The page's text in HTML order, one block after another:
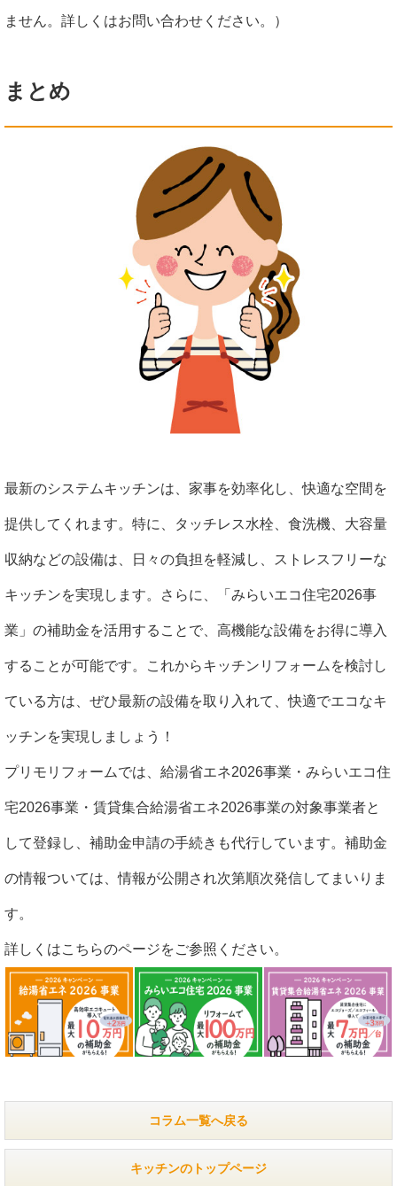
ません。詳しくはお問い合わせください。）
まとめ
最新のシステムキッチンは、家事を効率化し、快適な空間を
提供してくれます。特に、タッチレス水栓、食洗機、大容量
収納などの設備は、日々の負担を軽減し、ストレスフリーな
キッチンを実現します。さらに、「みらいエコ住宅2026事
業」の補助金を活用することで、高機能な設備をお得に導入
することが可能です。これからキッチンリフォームを検討し
ている方は、ぜひ最新の設備を取り入れて、快適でエコなキ
ッチンを実現しましょう！
プリモリフォームでは、給湯省エネ2026事業・みらいエコ住
宅2026事業・賃貸集合給湯省エネ2026事業の対象事業者と
して登録し、補助金申請の手続きも代行しています。補助金
の情報ついては、情報が公開され次第順次発信してまいりま
す。
詳しくはこちらのページをご参照ください。
コラム一覧へ戻る
キッチンのトップページ